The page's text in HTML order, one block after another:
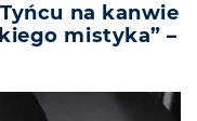
na kanwie
mistyka” –